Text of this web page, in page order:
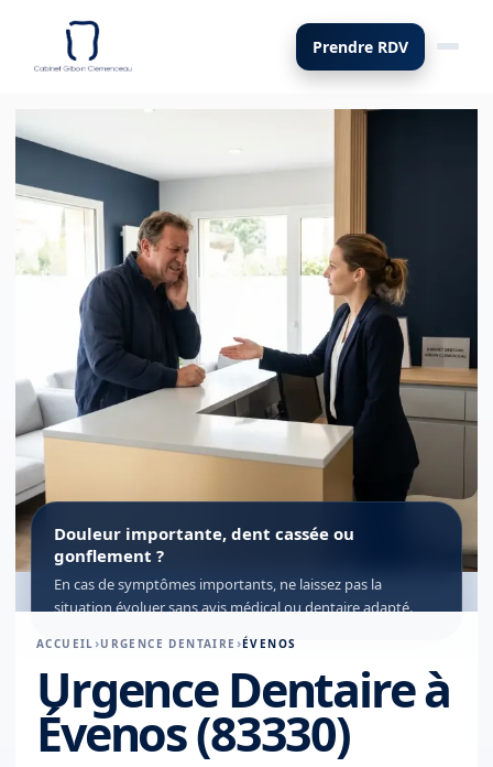
Prendre RDV
Douleur importante, dent cassée ou
gonflement ?
En cas de symptômes importants, ne laissez pas la
situation évoluer sans avis médical ou dentaire adapté.
ACCUEIL URGENCE DENTAIRE ÉVENOS
Urgence Dentaire à
Évenos (83330)